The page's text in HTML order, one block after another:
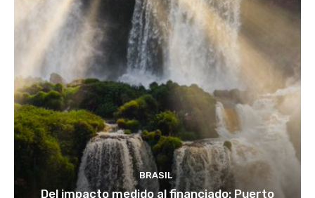
BRASIL
Del impacto medido al financiado: Puerto